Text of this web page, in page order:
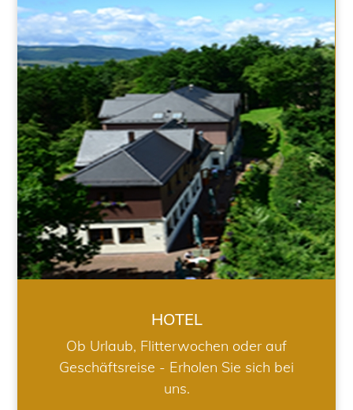
HOTEL
HOTEL
Ob Urlaub, Flitterwochen oder auf
Geschäftsreise - Erholen Sie sich bei
uns.